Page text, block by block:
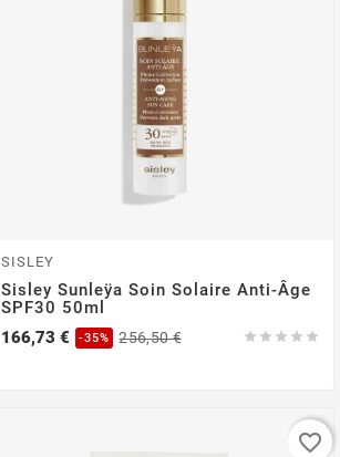
SISLEY
Sisley Sunleÿa Soin Solaire Anti-Âge
SPF30 50ml
    
166,73 € -35% 256,50 €Precio
Precio
-35%
favorite_border